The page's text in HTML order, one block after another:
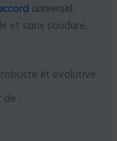
universel
et sans soudure.
et évolutive
de :